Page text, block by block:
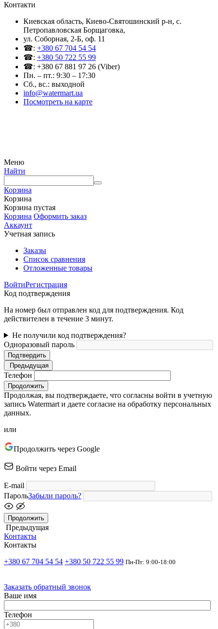
Контакти
Киевская область, Киево-Святошинский р-н, c.
Петропавловская Борщаговка,
ул. Соборная, 2-Б, оф. 11
☎: +380 67 704 54 54
☎: +380 50 722 55 99
☎: +380 67 881 97 26 (Viber)
Пн. – пт.: 9:30 – 17:30
Сб., вс.: выходной
info@watermart.ua
Посмотреть на карте
Меню
Найти
Корзина
Корзина
Корзина пустая
Корзина Оформить заказ
Аккаунт
Учетная запись
Заказы
Список сравнения
Отложенные товары
ВойтиРегистрация
Код подтверждения
На номер был отправлен код для подтверждения. Код
действителен в течение 3 минут.
Не получили код подтверждения?
Одноразовый пароль
Подтвердить
Предыдущая
Телефон
Продолжить
Продолжая, вы подтверждаете, что согласны войти в учетную
запись Watermart и даете согласие на обработку персональных
данных.
или
Продолжить через Google
Войти через Email
E-mail
ПарольЗабыли пароль?
Продолжить
Предыдущая
Контакты
Контакты
+380 67 704 54 54 +380 50 722 55 99 Пн-Пт: 9:00-18:00
Заказать обратный звонок
Ваше имя
Телефон